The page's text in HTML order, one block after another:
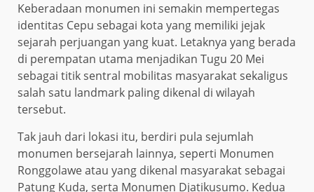
Keberadaan monumen ini semakin mempertegas
identitas Cepu sebagai kota yang memiliki jejak
sejarah perjuangan yang kuat. Letaknya yang berada
di perempatan utama menjadikan Tugu 20 Mei
sebagai titik sentral mobilitas masyarakat sekaligus
salah satu landmark paling dikenal di wilayah
tersebut.
Tak jauh dari lokasi itu, berdiri pula sejumlah
monumen bersejarah lainnya, seperti Monumen
Ronggolawe atau yang dikenal masyarakat sebagai
Patung Kuda, serta Monumen Djatikusumo. Kedua